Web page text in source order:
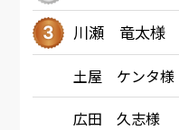
川瀬 竜太様
土屋 ケンタ様
広田 久志様